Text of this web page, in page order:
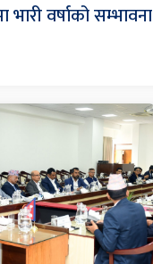
भारी वर्षाको सम्भावना